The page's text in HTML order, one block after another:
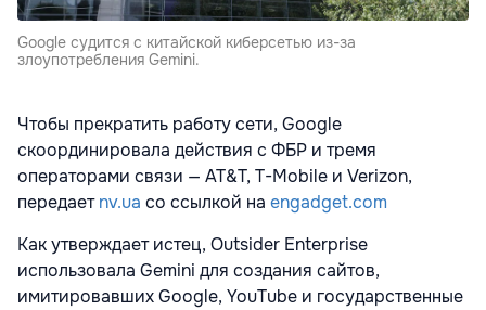
Google судится с китайской киберсетью из-за
злоупотребления Gemini.
Чтобы прекратить работу сети, Google
скоординировала действия с ФБР и тремя
операторами связи — AT&T, T-Mobile и Verizon,
передаетnv.ua со ссылкой на engadget.com
Как утверждает истец, Outsider Enterprise
использовала Gemini для создания сайтов,
имитировавших Google, YouTube и государственные